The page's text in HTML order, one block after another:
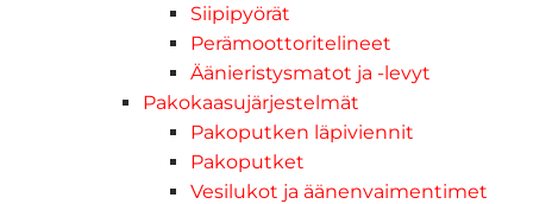
Siipipyörät
Perämoottoritelineet
Äänieristysmatot ja -levyt
Pakokaasujärjestelmät
Pakoputken läpiviennit
Pakoputket
Vesilukot ja äänenvaimentimet